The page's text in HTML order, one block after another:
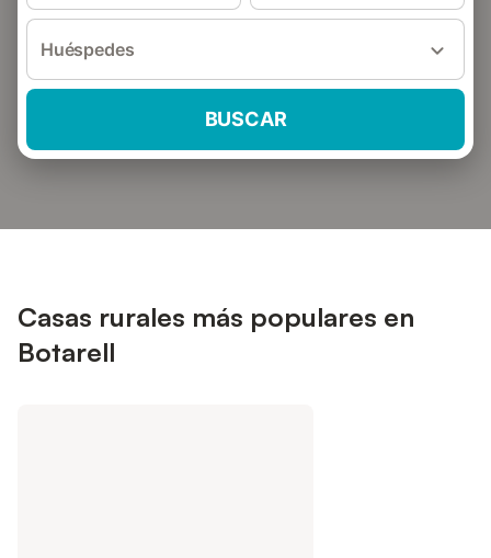
Huéspedes
BUSCAR
Casas rurales más populares en
Botarell